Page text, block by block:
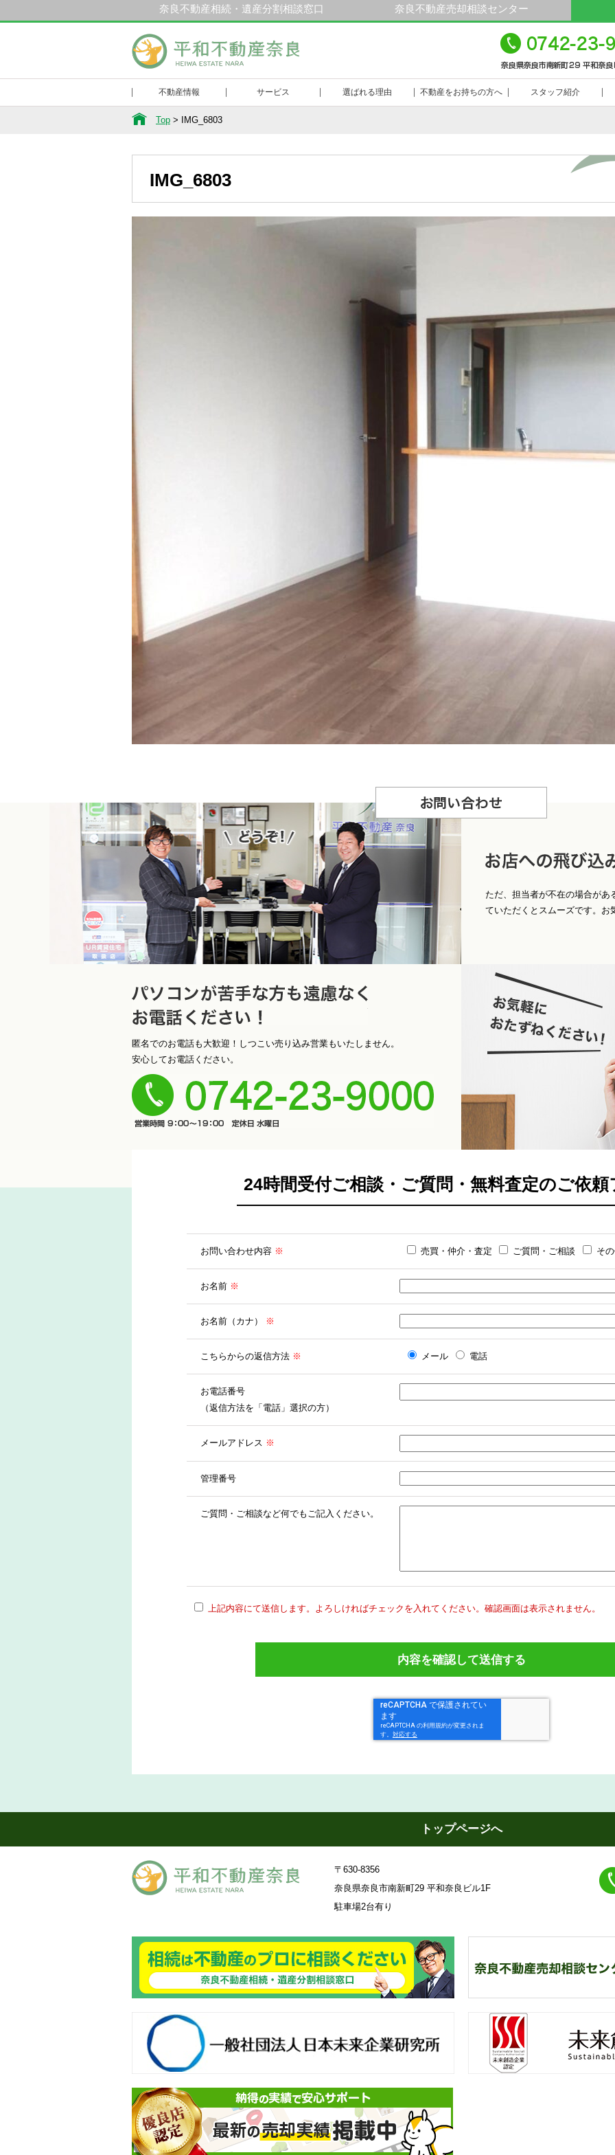
奈良不動産相続・遺産分割相談窓口 奈良不動産売却相談センター
和不動産奈良 23-9000
不動産情報 サービス 選ばれる理由 不動産をお持ちの方へ スタッフ紹介
Top > IMG_6803
IMG_6803
問合せ
ただ、担当者が不在の場合が
ていただくとスムーズです。お
ソコンが苦手な方も遠慮なくお電話くだ
さい！
匿名でのお電話も大歓迎！しつこい売り込み営業もいたしません。
安心してお電話ください。
0742-
24時間受付ご相談・ご質問・無料査定のご依頼
お問い合わせ内容 ※ 売買・仲介・査定 ご質問・ご相談 そ
お名前 ※
お名前（カナ） ※
こちらからの返信方法 ※ メール 電話
お電話番号
（返信方法を「電話」選択の方）
メールアドレス ※
管理番号
ご質問・ご相談など何でもご記入ください。
上記内容にて送信します。 よろしければチェックを入れてください。 確認画面は表示されません。
トップページへ
〒630-8356
奈良県奈良市南新町29 平和奈良ビル1F
駐車場2台有り
良ありえへんふどうさん
良不動産相続・遺産分割相談
般社団法人日本未来企業研究所